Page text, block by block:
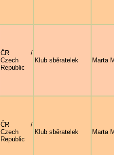
ČR /
Czech
Republic
Klub sběratelek Marta
ČR /
Czech
Republic
Klub sběratelek Marta